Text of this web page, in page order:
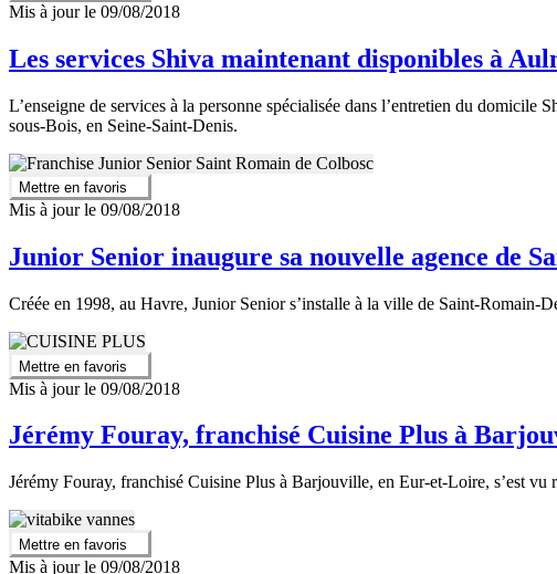
Mis à jour le 09/08/2018
Les services Shiva maintenant disponibles à
L’enseigne de services à la personne spécialisée dans l’entretien du
sous-Bois, en Seine-Saint-Denis.
Mettre en favoris
Mis à jour le 09/08/2018
Junior Senior inaugure sa nouvelle agence de
Créée en 1998, au Havre, Junior Senior s’installe à la ville de Saint-Romain-
Mettre en favoris
Mis à jour le 09/08/2018
Jérémy Fouray, franchisé Cuisine Plus à
Jérémy Fouray, franchisé Cuisine Plus à Barjouville, en Eur-et-Loire, s’est vu
Mettre en favoris
Mis à jour le 09/08/2018